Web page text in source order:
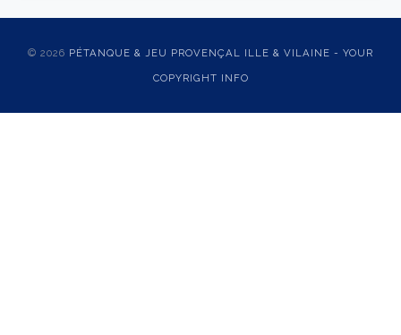
© 2026 PÉTANQUE & JEU PROVENÇAL ILLE & VILAINE - YOUR
COPYRIGHT INFO